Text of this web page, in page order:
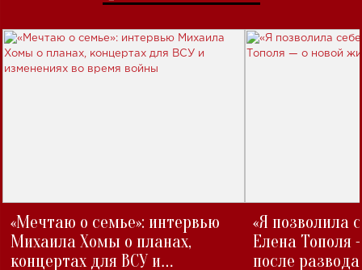
«Мечтаю о семье»: интервью
Михаила Хомы о планах,
концертах для ВСУ и
«Я позволила
Елена Тополя
после развода